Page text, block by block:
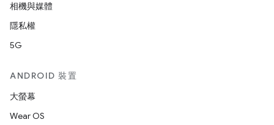
相機與媒體
隱私權
5G
ANDROID 裝置
大螢幕
Wear OS